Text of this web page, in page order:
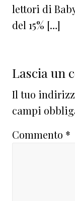
lettori di
del 15% […]
Lascia un
Il tuo
campi
Commento *